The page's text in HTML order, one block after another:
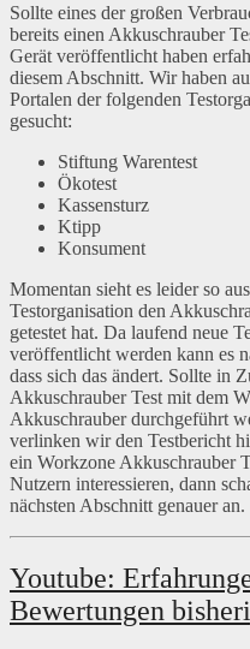
Sollte eines der großen
bereits einen Akkuschrauber
Gerät veröffentlicht haben
diesem Abschnitt. Wir haben
Portalen der folgenden
gesucht:
Stiftung Warentest
Ökotest
Kassensturz
Ktipp
Konsument
Momentan sieht es leider so
Testorganisation den
getestet hat. Da laufend neue
veröffentlicht werden kann es
dass sich das ändert. Sollte in
Akkuschrauber Test mit dem
Akkuschrauber durchgeführt
verlinken wir den Testbericht
ein Workzone Akkuschrauber
Nutzern interessieren, dann
nächsten Abschnitt genauer an.
Youtube:
Bewertungen